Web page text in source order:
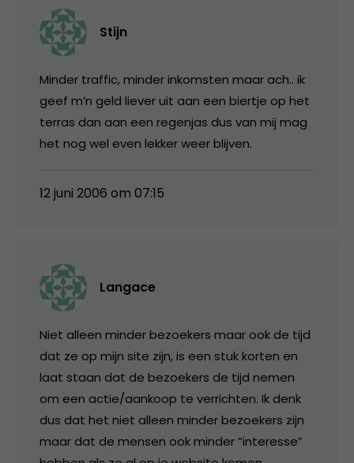
Stijn
Minder traffic, minder inkomsten maar ach.. ik
geef m’n geld liever uit aan een biertje op het
terras dan aan een regenjas dus van mij mag
het nog wel even lekker weer blijven.
12 juni 2006 om 07:15
Langace
Niet alleen minder bezoekers maar ook de tijd
dat ze op mijn site zijn, is een stuk korten en
laat staan dat de bezoekers de tijd nemen
om een actie/aankoop te verrichten. Ik denk
dus dat het niet alleen minder bezoekers zijn
maar dat de mensen ook minder “interesse”